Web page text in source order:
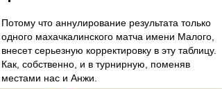
Потому что аннулирование результата только
одного махачкалинского матча имени Малого,
внесет серьезную корректировку в эту таблицу.
Как, собственно, и в турнирную, поменяв
местами нас и Анжи.